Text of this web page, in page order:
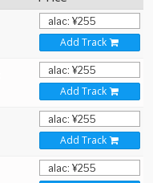
Add Track
Add Track
Add Track